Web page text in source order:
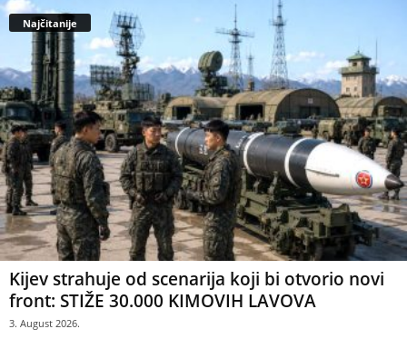
Najčitanije
Kijev strahuje od scenarija koji bi otvorio novi
front: STIŽE 30.000 KIMOVIH LAVOVA
3. August 2026.